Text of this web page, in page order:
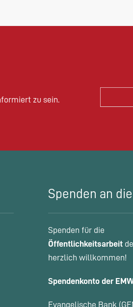
zu sein.
Spenden an
Spenden für die
Öffentlichkeitsarbeit
herzlich willkommen!
Spendenkonto der
Evangelische Bank